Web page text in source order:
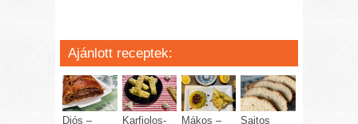
Ajánlott receptek:
Diós –
Karfiolos-
Mákos –
Sajtos